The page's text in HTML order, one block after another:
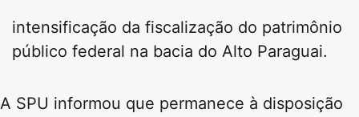
intensificação da fiscalização do patrimônio
público federal na bacia do Alto Paraguai.
A SPU informou que permanece à disposição